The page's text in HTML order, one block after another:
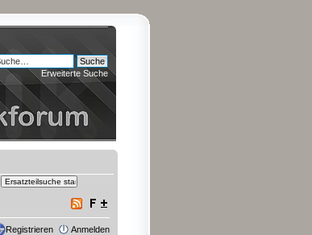
Erweiterte Suche
Registrieren Anmelden